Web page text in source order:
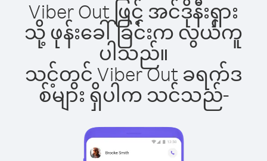
Viber Out ဖြင့် အင်ဒိုနီးရှား
သို့ ဖုန်းခေါ်ခြင်းက လွယ်ကူ
ပါသည်။
သင့်တွင် Viber Out ခရက်ဒ
စ်များ ရှိပါက သင်သည်-